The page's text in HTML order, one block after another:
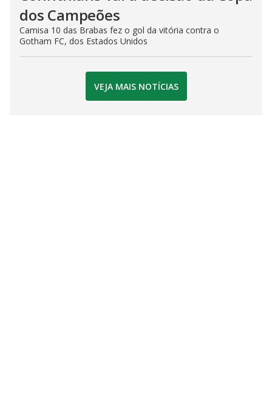
dos Campeões
Camisa 10 das Brabas fez o gol da vitória contra o
Gotham FC, dos Estados Unidos
VEJA MAIS NOTÍCIAS